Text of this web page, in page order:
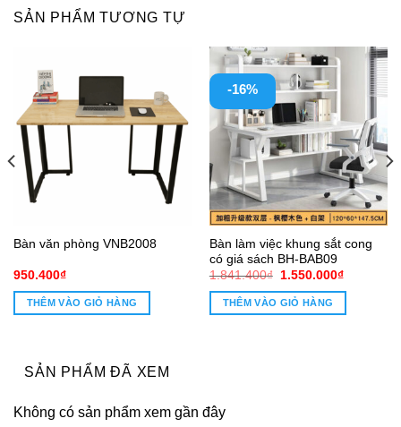
SẢN PHẨM TƯƠNG TỰ
Bàn văn phòng VNB2008
950.400₫
THÊM VÀO GIỎ HÀNG
-16%
Bàn làm việc khung sắt cong
có giá sách BH-BAB09
1.841.400₫
Giá
là:
1.841.400₫.
1.550.000₫Giá
THÊM VÀO GIỎ HÀNG
SẢN PHẨM ĐÃ XEM
Không có sản phẩm xem gần đây